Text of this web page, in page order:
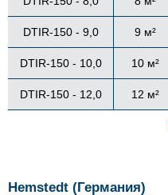
DTIR-150 - 9,0 9 м²
DTIR-150 - 10,0 10 м²
DTIR-150 - 12,0 12 м²
Hemstedt (Германия)